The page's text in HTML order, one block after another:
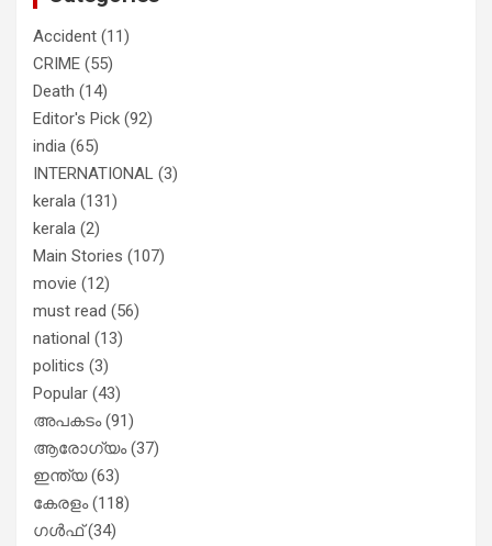
Accident (11)
CRIME (55)
Death (14)
Editor's Pick (92)
india (65)
INTERNATIONAL (3)
kerala (131)
kerala (2)
Main Stories (107)
movie (12)
must read (56)
national (13)
politics (3)
Popular (43)
അപകടം(91)
ആരോഗ്യം(37)
ഇന്ത്യ(63)
കേരളം(118)
ഗൾഫ്(34)